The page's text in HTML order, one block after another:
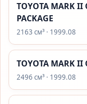
TOYOTA MARK II
PACKAGE
2163 см³ · 1999.08
TOYOTA MARK II
2496 см³ · 1999.08